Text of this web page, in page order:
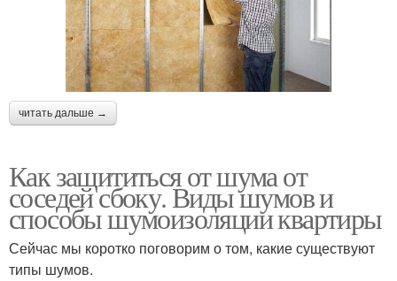
читать дальше →
Как защититься от шума от
соседей сбоку. Виды шумов и
способы шумоизоляции квартиры
Сейчас мы коротко поговорим о том, какие существуют
типы шумов.